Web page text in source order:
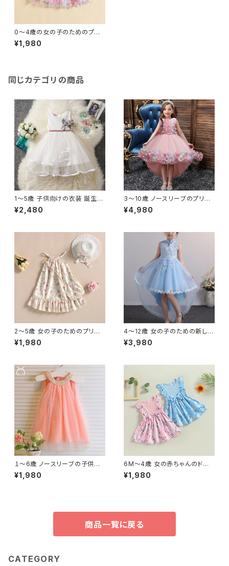
0〜4歳の女の子のためのプリ
ンセスドレス ノースリーブ 蝶ネ
クタイ付き メッシュ パーティー
¥1,980
同じカテゴリの商品
1〜5歳 子供向けの衣装 誕生日
パーティー プリンセスドレス 花
のメッシュ ノースリーブ 幼児向
¥2,480
3〜10歳 ノースリーブのプリン
セスドレス 10代の女の子のため
の新しいデザイン 結婚式やパー
¥4,980
2〜5歳 女の子のためのプリン
セスドレス 5歳の子供のための
サマードレス 自由奔放に生きる
¥1,980
4〜12歳 女の子のための新しい
デザインの子供用ドレス チュー
ル エレガントなプリンセスドレ
¥3,980
１〜6歳 ノースリーブの子供用
サマードレス 幼児用サマードレ
ス 無地 誕生日パーティー用 メ
¥1,980
6M〜4歳 女の赤ちゃんのドレ
ス クルーネック 花柄 蝶ネクタ
イ 夏服 かわいい おしゃれ
¥1,980
商品一覧に戻る
CATEGORY